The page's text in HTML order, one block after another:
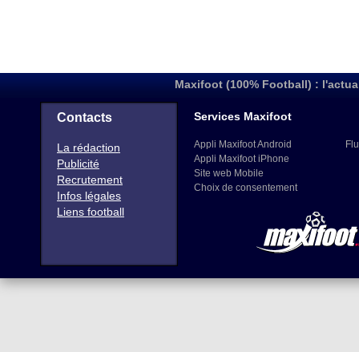
Maxifoot (100% Football) :
Contacts
La rédaction
Publicité
Recrutement
Infos légales
Liens football
Services Maxifoot
Appli Maxifoot Android
Appli Maxifoot iPhone
Site web Mobile
Choix de consentement